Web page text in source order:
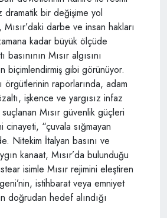
dramatik bir değişime yol
darbe ve insan hakları
kadar büyük ölçüde
basınının Mısır algısını
biçimlendirmiş gibi görünüyor.
örgütlerinin raporlarında, adam
işkence ve yargısız infaz
Mısır güvenlik güçleri
cinayeti, “çuvala sığmayan
Nitekim İtalyan basını ve
kanaat, Mısır’da bulunduğu
isimle Mısır rejimini eleştiren
istihbarat veya emniyet
doğrudan hedef alındığı